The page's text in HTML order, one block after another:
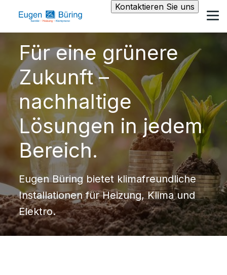
Kontaktieren Sie uns
Für eine grünere
Zukunft –
nachhaltige
Lösungen in jedem
Bereich.
Eugen Büring bietet klimafreundliche
Installationen für Heizung, Klima und
Elektro.